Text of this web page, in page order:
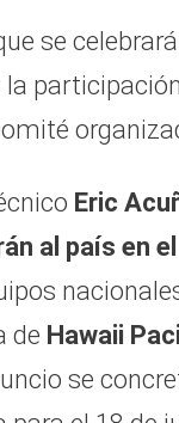
se
Eric
al país en
de Hawaii
se